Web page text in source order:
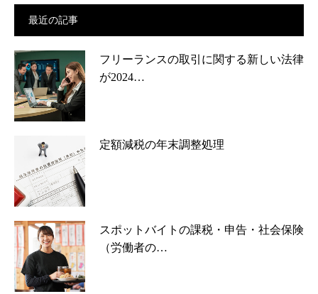
最近の記事
フリーランスの取引に関する新しい法律
が2024…
定額減税の年末調整処理
スポットバイトの課税・申告・社会保険
（労働者の…